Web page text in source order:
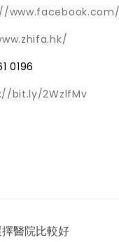
www.facebook.com/
0196
bit.ly/2WzlfMv
醫院比較好